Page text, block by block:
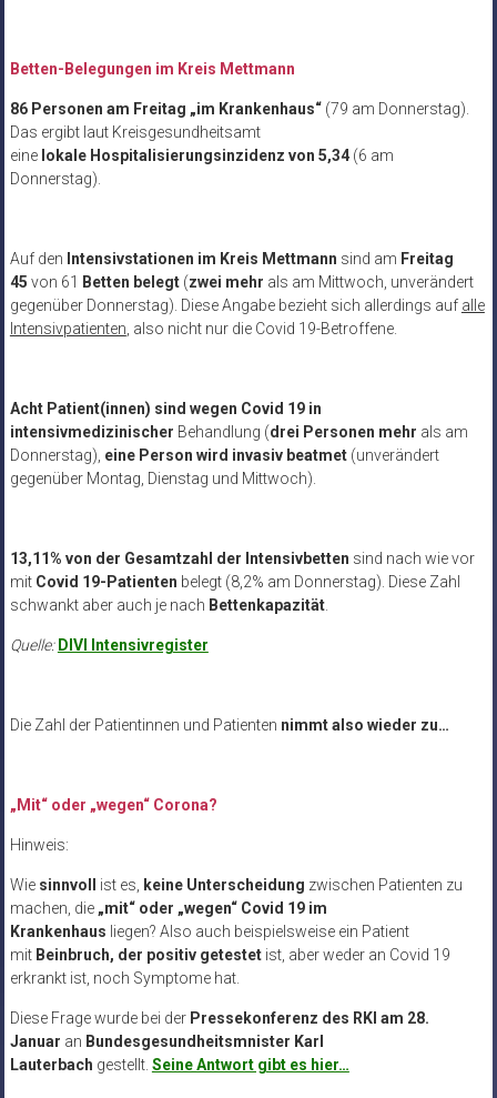
Betten-Belegungen im Kreis Mettmann
86 Personen am Freitag „im Krankenhaus“ (79 am Donnerstag).
Das ergibt laut Kreisgesundheitsamt
eine lokale Hospitalisierungsinzidenz von 5,34 (6 am
Donnerstag).
Auf den Intensivstationen im Kreis Mettmann sind am Freitag
45 von 61 Betten belegt(zwei mehr als am Mittwoch, unverändert
gegenüber Donnerstag). Diese Angabe bezieht sich allerdings auf alle
Intensivpatienten, also nicht nur die Covid 19-Betroffene.
Acht Patient(innen) sind wegen Covid 19 in
intensivmedizinischer Behandlung (drei Personen mehr als am
Donnerstag), eine Person wird invasiv beatmet (unverändert
gegenüber Montag, Dienstag und Mittwoch).
13,11% von der Gesamtzahl der Intensivbetten sind nach wie vor
mitCovid 19-Patienten belegt (8,2% am Donnerstag). Diese Zahl
schwankt aber auch je nach Bettenkapazität.
Quelle: DIVI Intensivregister
Die Zahl der Patientinnen und Patienten nimmt also wieder zu…
„Mit“ oder „wegen“ Corona?
Hinweis:
Wie sinnvoll ist es, keine Unterscheidung zwischen Patienten zu
machen, die „mit“ oder „wegen“ Covid 19 im
Krankenhaus liegen? Also auch beispielsweise ein Patient
mit Beinbruch, der positiv getestetist, aber weder an Covid 19
erkrankt ist, noch Symptome hat.
Diese Frage wurde bei der Pressekonferenz des RKI am 28.
Januar an Bundesgesundheitsmnister Karl
Lauterbach gestellt. Seine Antwort gibt es hier…